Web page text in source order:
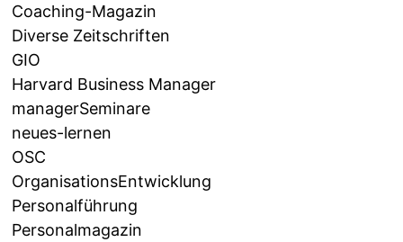
Coaching-Magazin
Diverse Zeitschriften
GIO
Harvard Business Manager
managerSeminare
neues-lernen
OSC
OrganisationsEntwicklung
Personalführung
Personalmagazin